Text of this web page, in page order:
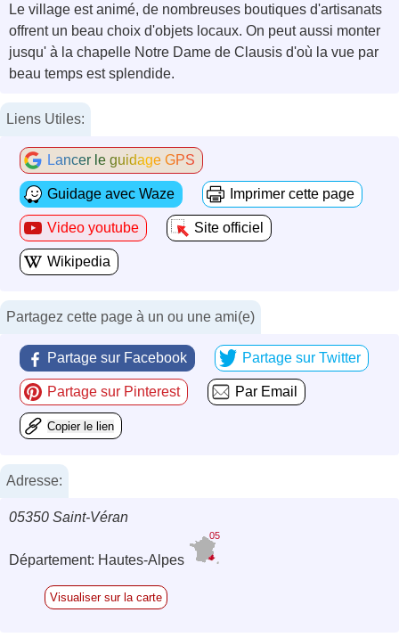
Le village est animé, de nombreuses boutiques d'artisanats
offrent un beau choix d'objets locaux. On peut aussi monter
jusqu' à la chapelle Notre Dame de Clausis d'où la vue par
beau temps est splendide.
Liens Utiles:
Lancer le guidage GPS
Guidage avec Waze Imprimer cette page
Video youtube Site officiel
Wikipedia
Partagez cette page à un ou une ami(e)
Partage sur Facebook Partage sur Twitter
Partage sur Pinterest Par Email
Copier le lien
Adresse:
05350 Saint-Véran
Département: Hautes-Alpes
05
Visualiser sur la carte